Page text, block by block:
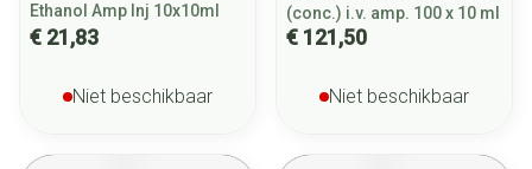
Ethanol Amp Inj 10x10ml
€ 21,83
Niet beschikbaar
(conc.) i.v. amp. 100 x 10 ml
€ 121,50
Niet beschikbaar